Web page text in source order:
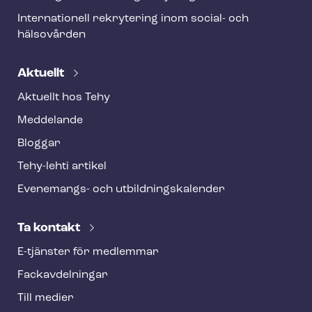
Internationell rekrytering inom social- och
hälsovården
Aktuellt
Aktuellt hos Tehy
Meddelande
Bloggar
Tehy-lehti artikel
Evenemangs- och ut­bild­nings­ka­len­der
Ta kontakt
E-tjänster för medlemmar
Fackav­del­ning­ar
Till medier